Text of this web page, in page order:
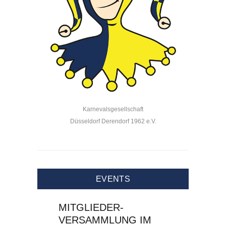
Karnevalsgesellschaft
Düsseldorf Derendorf 1962 e.V.
EVENTS
MITGLIEDER-
VERSAMMLUNG IM